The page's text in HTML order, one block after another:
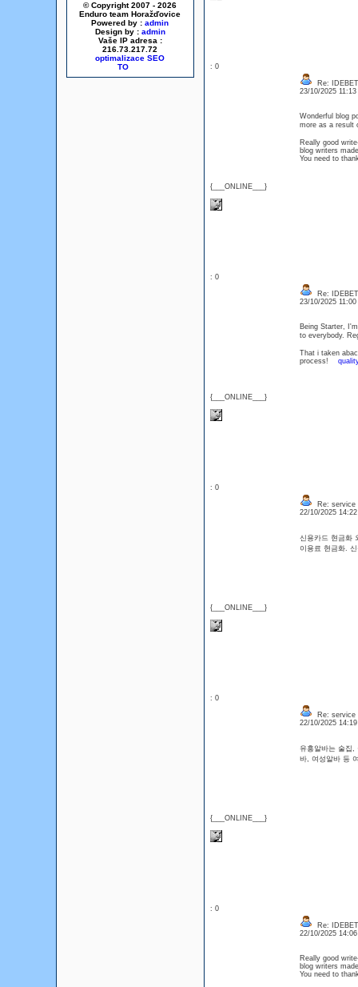
© Copyright 2007 - 2026
Enduro team Horažďovice
Powered by : admin
Design by : admin
Vaše IP adresa :
216.73.217.72
optimalizace SEO
: 0
{___ONLINE___}
Re: IDEBET
23/10/2025
Wonderful blog
more as a
Really good
blog writers
You need to
: 0
{___ONLINE___}
Re: IDEBET
23/10/2025
Being Starter,
to everybody.
That i taken
process!
: 0
{___ONLINE___}
Re: service
22/10/2025
신용카드 현금화
이용료 현금화.
: 0
{___ONLINE___}
Re: service
22/10/2025
유흥알바는 술집,
바, 여성알바 등
: 0
Re: IDEBET
22/10/2025
Really good
blog writers
You need to